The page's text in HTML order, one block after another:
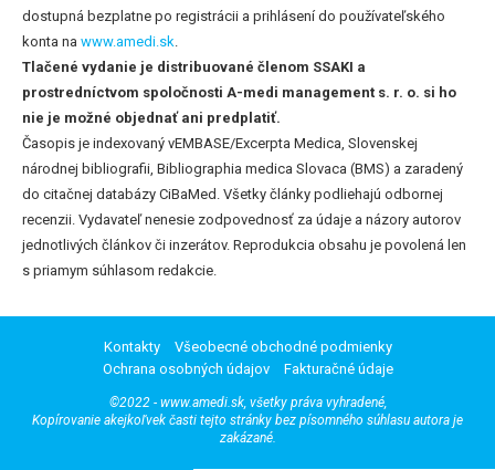
dostupná bezplatne po registrácii a prihlásení do používateľského
konta na www.amedi.sk.
Tlačené vydanie je distribuované členom SSAKI a
prostredníctvom spoločnosti A-medi management s. r. o. si ho
nie je možné objednať ani predplatiť.
Časopis je indexovaný vEMBASE/Excerpta Medica, Slovenskej
národnej bibliografii, Bibliographia medica Slovaca (BMS) a zaradený
do citačnej databázy CiBaMed. Všetky články podliehajú odbornej
recenzii. Vydavateľ nenesie zodpovednosť za údaje a názory autorov
jednotlivých článkov či inzerátov. Reprodukcia obsahu je povolená len
s priamym súhlasom redakcie.
Kontakty
Všeobecné obchodné podmienky
Ochrana osobných údajov
Fakturačné údaje
©2022 - www.amedi.sk, všetky práva vyhradené,
Kopírovanie akejkoľvek časti tejto stránky bez písomného súhlasu autora je
zakázané.